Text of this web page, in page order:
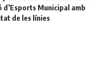
d’Esports Municipal amb
de les línies